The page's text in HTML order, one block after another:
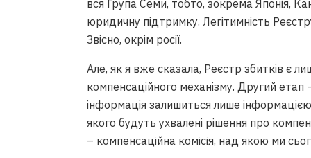
вся Група Семи, тобто, зокрема Японія,
юридичну підтримку. Легітимність
Звісно, окрім росії.
Але, як я вже сказала, Реєстр збитків є
компенсаційного механізму. Другий етап
інформація залишиться лише
якого будуть ухвалені рішення про
– компенсаційна комісія, над якою ми